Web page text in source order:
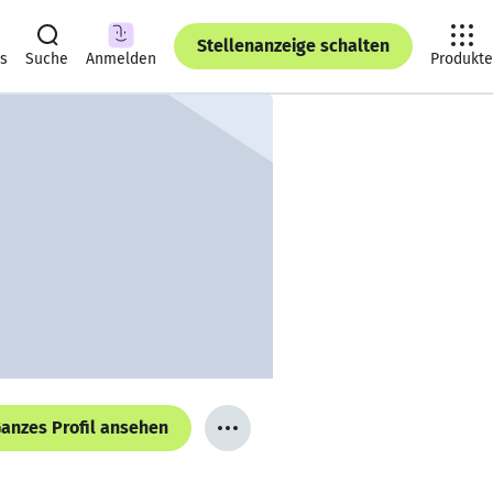
Suche Anmelden
Stellenanzeige schalten
Produkte
Profil ansehen